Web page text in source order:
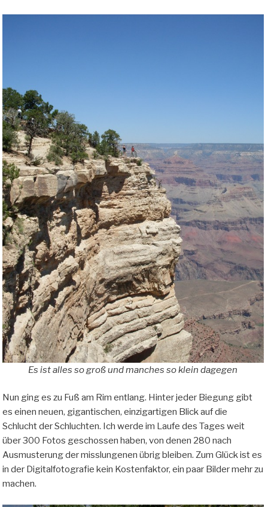
Es ist alles so groß und manches so klein dagegen
Nun ging es zu Fuß am Rim entlang. Hinter jeder Biegung gibt
es einen neuen, gigantischen, einzigartigen Blick auf die
Schlucht der Schluchten. Ich werde im Laufe des Tages weit
über 300 Fotos geschossen haben, von denen 280 nach
Ausmusterung der misslungenen übrig bleiben. Zum Glück ist es
in der Digitalfotografie kein Kostenfaktor, ein paar Bilder mehr zu
machen.